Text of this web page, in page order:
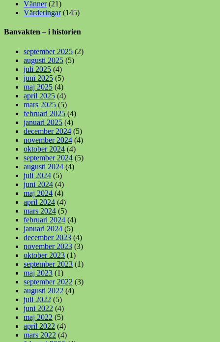
Vänner(21)
Värderingar(145)
Banvakten – i historien
september 2025 (2)
augusti 2025 (5)
juli 2025 (4)
juni 2025 (5)
maj 2025 (4)
april 2025 (4)
mars 2025 (5)
februari 2025 (4)
januari 2025 (4)
december 2024 (5)
november 2024 (4)
oktober 2024 (4)
september 2024 (5)
augusti 2024 (4)
juli 2024 (5)
juni 2024 (4)
maj 2024 (4)
april 2024 (4)
mars 2024 (5)
februari 2024 (4)
januari 2024 (5)
december 2023 (4)
november 2023 (3)
oktober 2023 (1)
september 2023 (1)
maj 2023 (1)
september 2022 (3)
augusti 2022 (4)
juli 2022 (5)
juni 2022 (4)
maj 2022 (5)
april 2022 (4)
mars 2022 (4)